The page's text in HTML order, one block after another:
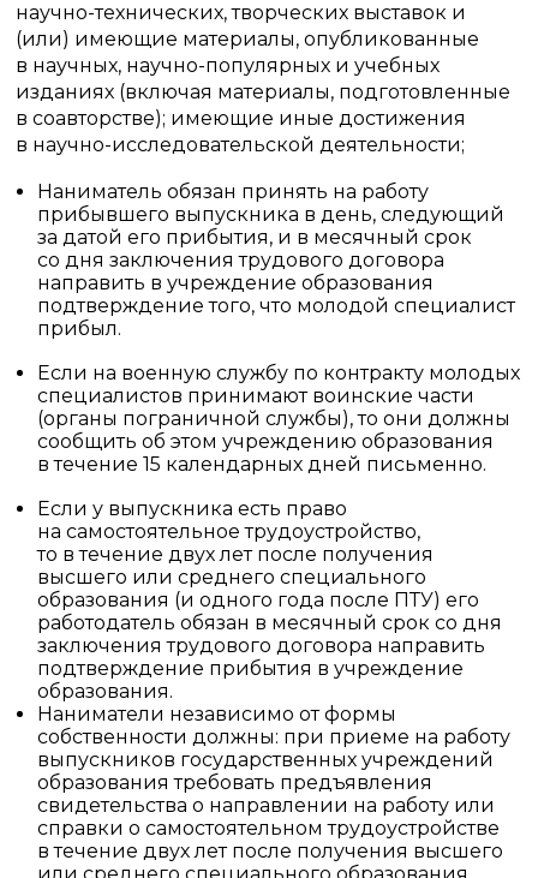
научно-технических, творческих выставок и
(или) имеющие материалы, опубликованные
в научных, научно-популярных и учебных
изданиях (включая материалы, подготовленные
в соавторстве); имеющие иные достижения
в научно-исследовательской деятельности;
Наниматель обязан принять на работу
прибывшего выпускника в день, следующий
за датой его прибытия, и в месячный срок
со дня заключения трудового договора
направить в учреждение образования
подтверждение того, что молодой специалист
прибыл.
Если на военную службу по контракту молодых
специалистов принимают воинские части
(органы пограничной службы), то они должны
сообщить об этом учреждению образования
в течение 15 календарных дней письменно.
Если у выпускника есть право
на самостоятельное трудоустройство,
то в течение двух лет после получения
высшего или среднего специального
образования (и одного года после ПТУ) его
работодатель обязан в месячный срок со дня
заключения трудового договора направить
подтверждение прибытия в учреждение
образования.
Наниматели независимо от формы
собственности должны: при приеме на работу
выпускников государственных учреждений
образования требовать предъявления
свидетельства о направлении на работу или
справки о самостоятельном трудоустройстве
в течение двух лет после получения высшего